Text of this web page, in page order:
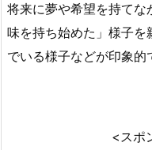
将来に夢や希望を持て
味を持ち始めた」様子を
でいる様子などが印象的
<スポ